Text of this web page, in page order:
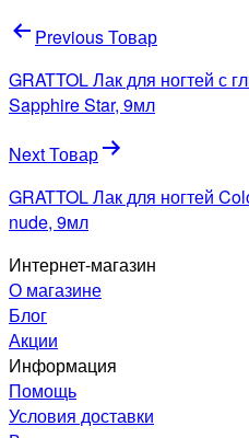
Навигация
по
записям
Previous Товар
GRATTOL Лак для ногтей с
Sapphire Star, 9мл
Next Товар
GRATTOL Лак для ногтей
nude, 9мл
Интернет-магазин
О магазине
Блог
Акции
Информация
Помощь
Условия доставки